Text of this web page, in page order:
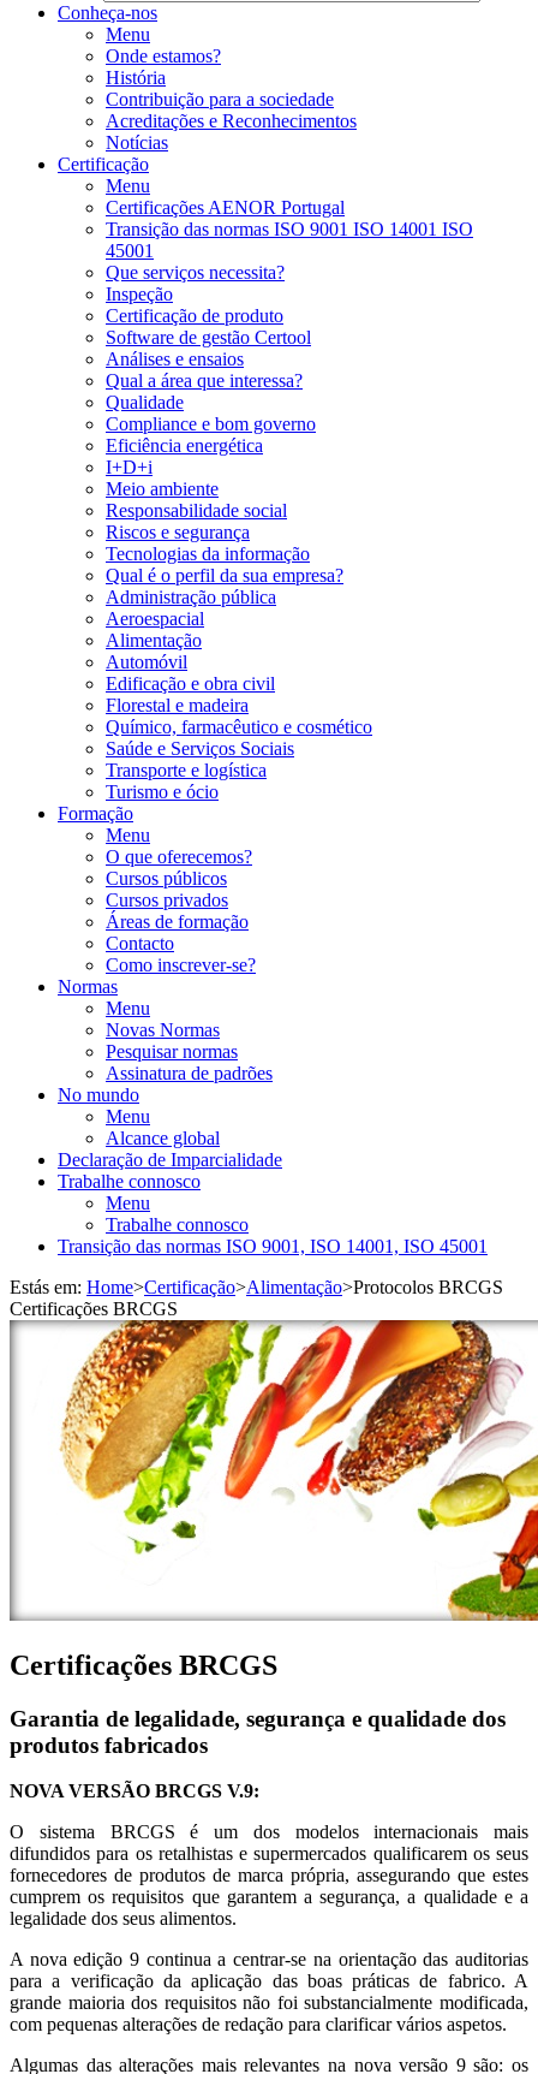
Conheça-nos
Menu
Onde estamos?
História
Contribuição para a sociedade
Acreditações e Reconhecimentos
Notícias
Certificação
Menu
Certificações AENOR Portugal
Transição das normas ISO 9001 ISO 14001 ISO
45001
Que serviços necessita?
Inspeção
Certificação de produto
Software de gestão Certool
Análises e ensaios
Qual a área que interessa?
Qualidade
Compliance e bom governo
Eficiência energética
I+D+i
Meio ambiente
Responsabilidade social
Riscos e segurança
Tecnologias da informação
Qual é o perfil da sua empresa?
Administração pública
Aeroespacial
Alimentação
Automóvil
Edificação e obra civil
Florestal e madeira
Químico, farmacêutico e cosmético
Saúde e Serviços Sociais
Transporte e logística
Turismo e ócio
Formação
Menu
O que oferecemos?
Cursos públicos
Cursos privados
Áreas de formação
Contacto
Como inscrever-se?
Normas
Menu
Novas Normas
Pesquisar normas
Assinatura de padrões
No mundo
Menu
Alcance global
Declaração de Imparcialidade
Trabalhe connosco
Menu
Trabalhe connosco
Transição das normas ISO 9001, ISO 14001, ISO 45001
Estás em: Home>Certificação>Alimentação>Protocolos BRCGS
Certificações BRCGS
Certificações BRCGS
Garantia de legalidade, segurança e qualidade dos
produtos fabricados
NOVA VERSÃO BRCGS V.9:
O sistema BRCGS é um dos modelos internacionais mais
difundidos para os retalhistas e supermercados qualificarem os seus
fornecedores de produtos de marca própria, assegurando que estes
cumprem os requisitos que garantem a segurança, a qualidade e a
legalidade dos seus alimentos.
A nova edição 9 continua a centrar-se na orientação das auditorias
para a verificação da aplicação das boas práticas de fabrico. A
grande maioria dos requisitos não foi substancialmente modificada,
com pequenas alterações de redação para clarificar vários aspetos.
Algumas das alterações mais relevantes na nova versão 9 são: os